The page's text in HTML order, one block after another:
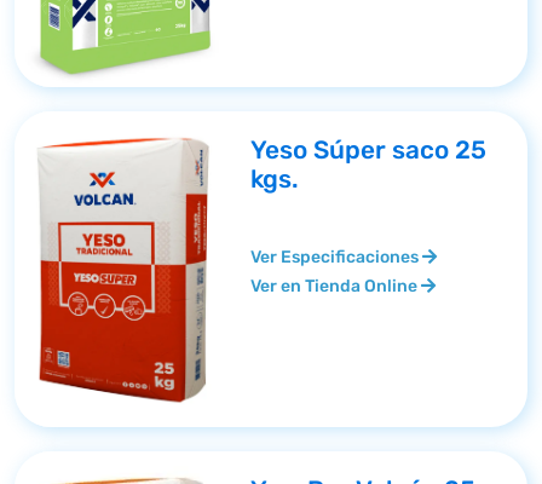
Yeso Súper saco 25
kgs.
Ver Especificaciones
Ver en Tienda Online